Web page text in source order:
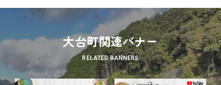
大台町関連バナー
RELATED BANNERS